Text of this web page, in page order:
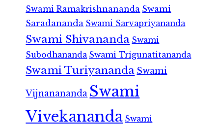
Swami Ramakrishnananda Swami
Saradananda Swami Sarvapriyananda
Swami Shivananda Swami
Subodhananda Swami Trigunatitananda
Swami Turiyananda Swami
Vijnanananda Swami
Vivekananda Swami